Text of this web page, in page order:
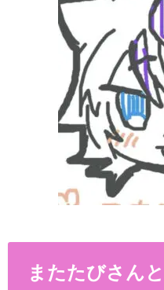
またたびさん